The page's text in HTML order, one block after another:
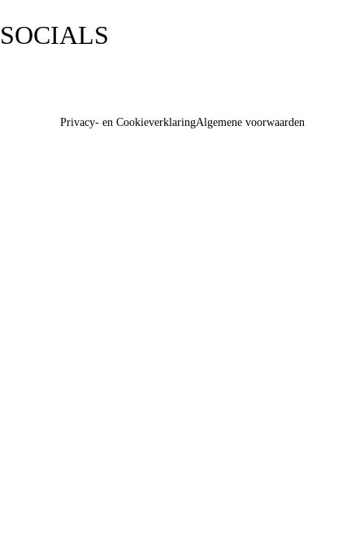
SOCIALS
Privacy- en CookieverklaringAlgemene voorwaarden